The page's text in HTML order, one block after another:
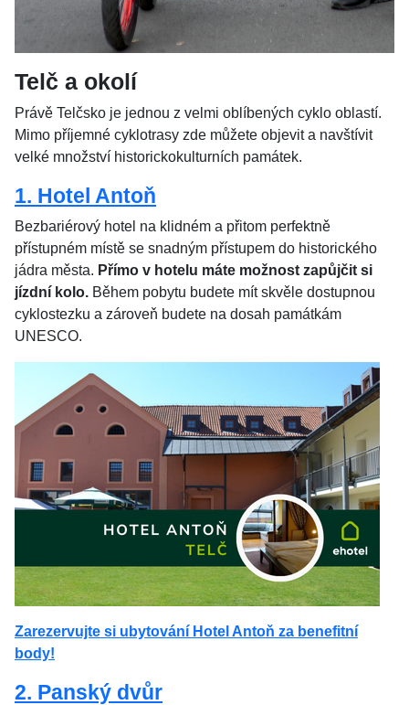
Telč a okolí
Právě Telčsko je jednou z velmi oblíbených cyklo oblastí.
Mimo příjemné cyklotrasy zde můžete objevit a navštívit
velké množství historickokulturních památek.
1. Hotel Antoň
Bezbariérový hotel na klidném a přitom perfektně
přístupném místě se snadným přístupem do historického
jádra města. Přímo v hotelu máte možnost zapůjčit si
jízdní kolo. Během pobytu budete mít skvěle dostupnou
cyklostezku a zároveň budete na dosah památkám
UNESCO.
Zarezervujte si ubytování Hotel Antoň za benefitní
body!
2. Panský dvůr